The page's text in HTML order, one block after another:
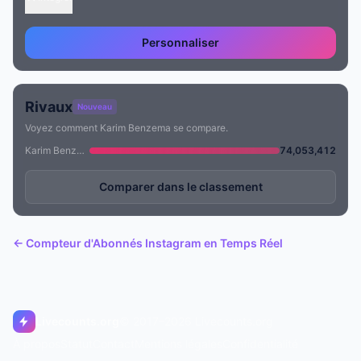
Personnaliser
Rivaux Nouveau
Voyez comment Karim Benzema se compare.
Karim Benzema
74,053,412
Comparer dans le classement
← Compteur d'Abonnés Instagram en Temps Réel